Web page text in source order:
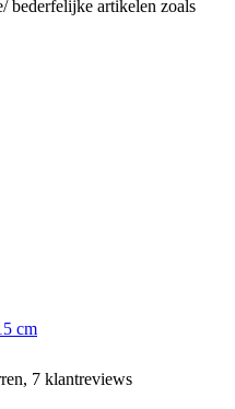
bederfelijke artikelen zoals
cm
7 klantreviews